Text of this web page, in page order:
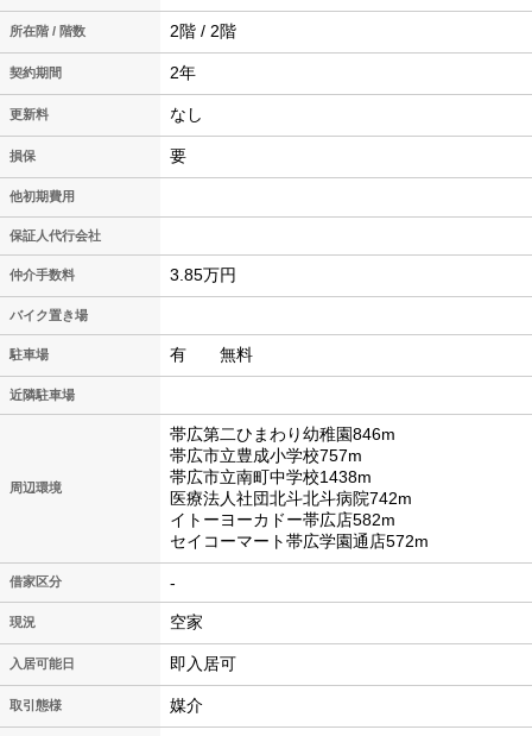
所在階 / 階数 2階 / 2階
契約期間 2年
更新料 なし
損保 要
他初期費用
保証人代行会社
仲介手数料 3.85万円
バイク置き場
駐車場 有 無料
近隣駐車場
周辺環境
帯広第二ひまわり幼稚園846m
帯広市立豊成小学校757m
帯広市立南町中学校1438m
医療法人社団北斗北斗病院742m
イトーヨーカドー帯広店582m
セイコーマート帯広学園通店572m
借家区分 -
現況 空家
入居可能日 即入居可
取引態様 媒介